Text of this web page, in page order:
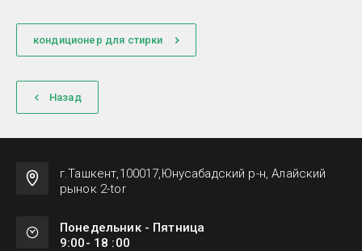
кондиционер для стирки
Назад
г.Ташкент,100017,Юнусабадский р-н, Алайский
рынок 2-tor
Понедельник - Пятница
9:00- 18 :00